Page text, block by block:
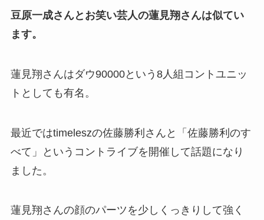
豆原一成さんとお笑い芸人の蓮見翔さんは似てい
ます。
蓮見翔さんはダウ90000という8人組コントユニッ
トとしても有名。
最近ではtimeleszの佐藤勝利さんと「佐藤勝利のす
べて」というコントライブを開催して話題になり
ました。
蓮見翔さんの顔のパーツを少しくっきりして強く